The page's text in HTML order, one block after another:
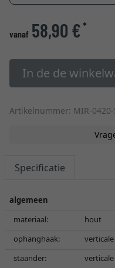
vanaf 58,90 €*
In de de
Artikelnummer: MIR-0420-
Specificatie
algemeen
materiaal:
hout
ophanghaak:
staander: